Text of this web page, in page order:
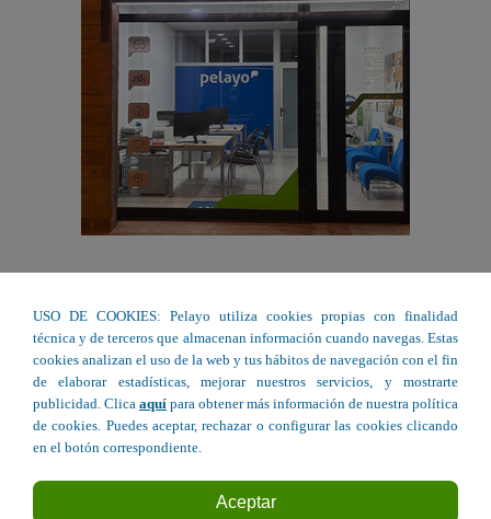
USO DE COOKIES: Pelayo utiliza cookies propias con finalidad
técnica y de terceros que almacenan información cuando navegas. Estas
cookies analizan el uso de la web y tus hábitos de navegación con el fin
de elaborar estadísticas, mejorar nuestros servicios, y mostrarte
publicidad. Clica aquí para obtener más información de nuestra política
de cookies. Puedes aceptar, rechazar o configurar las cookies clicando
en el botón correspondiente.
Aceptar